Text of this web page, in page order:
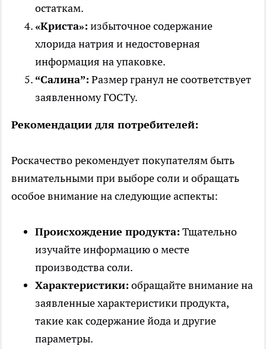
остаткам.
«Криста»: избыточное содержание
хлорида натрия и недостоверная
информация на упаковке.
“Салина”: Размер гранул не соответствует
заявленному ГОСТу.
Рекомендации для потребителей:
Роскачество рекомендует покупателям быть
внимательными при выборе соли и обращать
особое внимание на следующие аспекты:
Происхождение продукта: Тщательно
изучайте информацию о месте
производства соли.
Характеристики: обращайте внимание на
заявленные характеристики продукта,
такие как содержание йода и другие
параметры.